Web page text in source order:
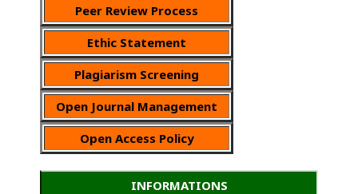
Peer Review Process
Ethic Statement
Plagiarism Screening
Open Journal Management
Open Access Policy
INFORMATIONS